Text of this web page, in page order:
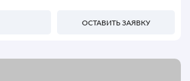
ОСТАВИТЬ ЗАЯВКУ